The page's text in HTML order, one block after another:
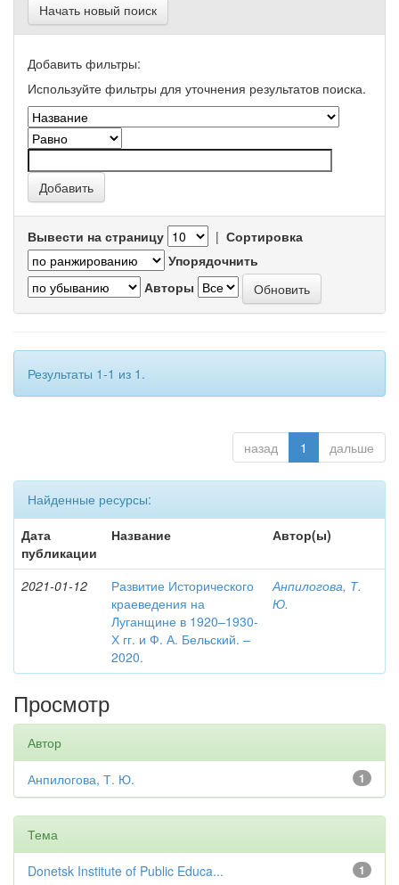
Начать новый поиск
Добавить фильтры:
Используйте фильтры для уточнения результатов поиска.
Вывести на страницу | Сортировка
Упорядочнить
Авторы
Результаты 1-1 из 1.
назад 1 дальше
Найденные ресурсы:
Дата
публикации
Название Автор(ы)
2021-01-12
Развитие Исторического
краеведения на
Луганщине в 1920–1930-
Х гг. и Ф. А. Бельский. –
2020.
Анпилогова, Т.
Ю.
Просмотр
Автор
1
Анпилогова, Т. Ю.
Тема
1
Donetsk Institute of Public Educa...